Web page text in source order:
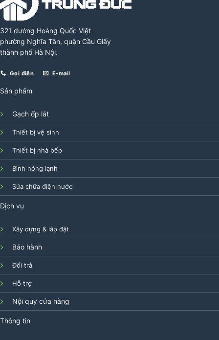
321 đường Hoàng Quốc Việt
phường Nghĩa Tân, quận Cầu Giấy
thành phố Hà Nội.
Gọi điện E-mail
Sản phẩm
Gạch ốp lát
Thiết bị vệ sinh
Thiết bị nhà bếp
Bình nóng lạnh
Sửa chữa điện nước
Dịch vụ
Xây dựng & lắp đặt
Bảo hành
Đổi trả
Hỗ trợ
Nội quy cửa hàng
Thông tin